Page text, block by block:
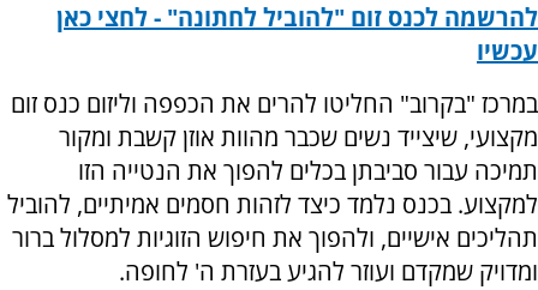
להרשמה לכנס זום "להוביל לחתונה" - לחצי כאן
עכשיו
במרכז "בקרוב" החליטו להרים את הכפפה וליזום כנס זום
מקצועי, שיצייד נשים שכבר מהוות אוזן קשבת ומקור
תמיכה עבור סביבתן בכלים להפוך את הנטייה הזו
למקצוע. בכנס נלמד כיצד לזהות חסמים אמיתיים, להוביל
תהליכים אישיים, ולהפוך את חיפוש הזוגיות למסלול ברור
ומדויק שמקדם ועוזר להגיע בעזרת ה' לחופה.